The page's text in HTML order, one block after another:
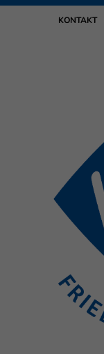
KONTAKT